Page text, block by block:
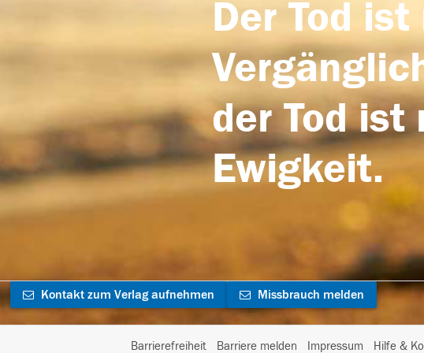
Der Tod
der Tod ist
Ewigkeit.
Kontakt zum Verlag aufnehmen Missbrauch melden
Barrierefreiheit Barriere melden Impressum Hilfe &